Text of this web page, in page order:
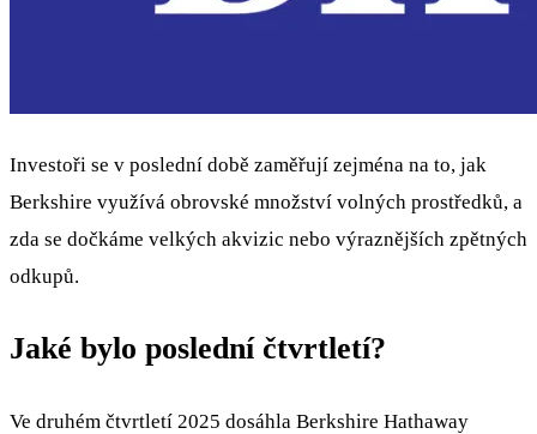
Investoři se v poslední době zaměřují zejména na to, jak
Berkshire využívá obrovské množství volných prostředků, a
zda se dočkáme velkých akvizic nebo výraznějších zpětných
odkupů.
Jaké bylo poslední čtvrtletí?
Ve druhém čtvrtletí 2025 dosáhla Berkshire Hathaway